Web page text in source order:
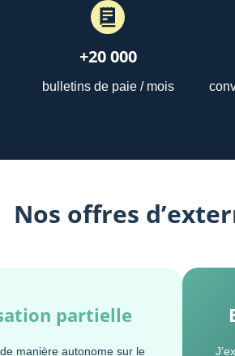
+20 000
bulletins de paie / mois
Nos offres
partielle
manière autonome sur le